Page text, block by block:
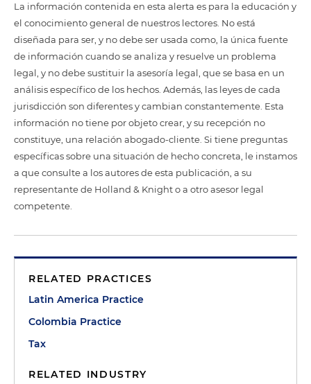
La información contenida en esta alerta es para la educación y
el conocimiento general de nuestros lectores. No está
diseñada para ser, y no debe ser usada como, la única fuente
de información cuando se analiza y resuelve un problema
legal, y no debe sustituir la asesoría legal, que se basa en un
análisis específico de los hechos. Además, las leyes de cada
jurisdicción son diferentes y cambian constantemente. Esta
información no tiene por objeto crear, y su recepción no
constituye, una relación abogado-cliente. Si tiene preguntas
específicas sobre una situación de hecho concreta, le instamos
a que consulte a los autores de esta publicación, a su
representante de Holland & Knight o a otro asesor legal
competente.
RELATED PRACTICES
Latin America Practice
Colombia Practice
Tax
RELATED INDUSTRY